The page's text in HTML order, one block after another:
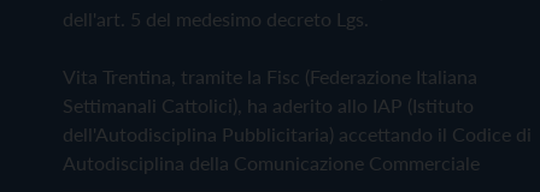
dell'art. 5 del medesimo decreto Lgs.
Vita Trentina, tramite la Fisc (Federazione Italiana
Settimanali Cattolici), ha aderito allo IAP (Istituto
dell'Autodisciplina Pubblicitaria) accettando il Codice di
Autodisciplina della Comunicazione Commerciale